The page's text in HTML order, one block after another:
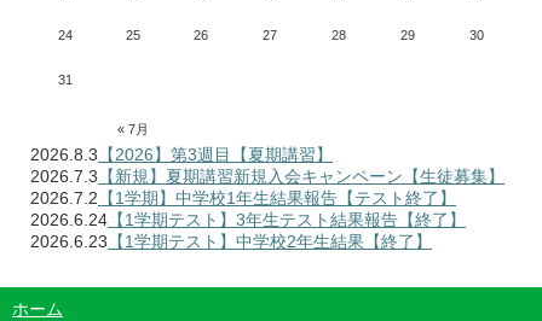
« 7月
24 25 26 27 28 29 30
31
2026.8.3 【2026】第3週目【夏期講習】
2026.7.3 【新規】夏期講習新規入会キャンペーン【生徒募集】
2026.7.2 【1学期】中学校1年生結果報告【テスト終了】
2026.6.24 【1学期テスト】3年生テスト結果報告【終了】
2026.6.23 【1学期テスト】中学校2年生結果【終了】
ホーム